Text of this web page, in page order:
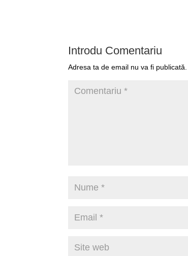
Introdu Comentariu
Adresa ta de email nu va fi publicată.